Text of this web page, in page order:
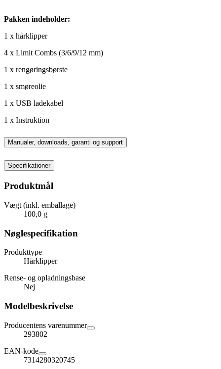
Pakken indeholder:
1 x hårklipper
4 x Limit Combs (3/6/9/12 mm)
1 x rengøringsbørste
1 x smøreolie
1 x USB ladekabel
1 x Instruktion
Manualer, downloads, garanti og support
Specifikationer
Produktmål
Vægt (inkl. emballage)
100,0 g
Nøglespecifikation
Produkttype
Hårklipper
Rense- og opladningsbase
Nej
Modelbeskrivelse
Producentens varenummer
293802
EAN-kode
7314280320745